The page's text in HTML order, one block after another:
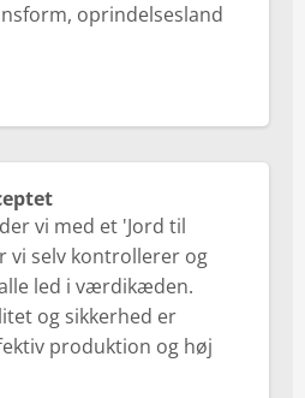
oprindelsesland
vi med et 'Jord til
vi selv kontrollerer og
led i værdikæden.
og sikkerhed er
produktion og høj